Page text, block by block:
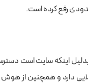
اینکه سایت است
دارد و همچنین از